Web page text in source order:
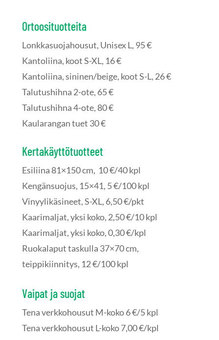
Ortoosituotteita
Lonkkasuojahousut, Unisex L, 95 €
Kantoliina, koot S-XL, 16 €
Kantoliina, sininen/beige, koot S-L, 26 €
Talutushihna 2-ote, 65 €
Talutushihna 4-ote, 80 €
Kaularangan tuet 30 €
Kertakäyttötuotteet
Esiliina 81×150 cm, 10 €/40 kpl
Kengänsuojus, 15×41, 5 €/100 kpl
Vinyylikäsineet, S-XL, 6,50 €/pkt
Kaarimaljat, yksi koko, 2,50 €/10 kpl
Kaarimaljat, yksi koko, 0,30 €/kpl
Ruokalaput taskulla 37×70 cm,
teippikiinnitys, 12 €/100 kpl
Vaipat ja suojat
Tena verkkohousut M-koko 6 €/5 kpl
Tena verkkohousut L-koko 7,00 €/kpl